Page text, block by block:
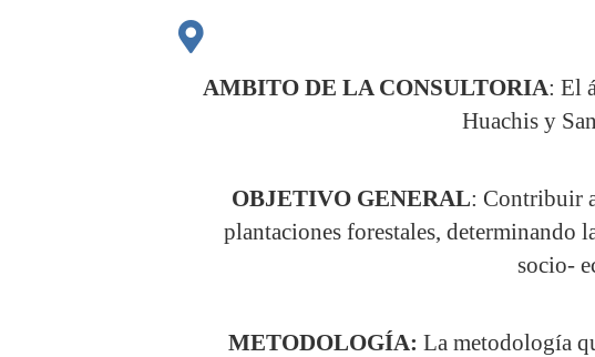
AMBITO DE LA CONSULTORIA: El
Huachis y
OBJETIVO GENERAL: Contribuir
plantaciones forestales, determinando
socio-
METODOLOGÍA: La metodología